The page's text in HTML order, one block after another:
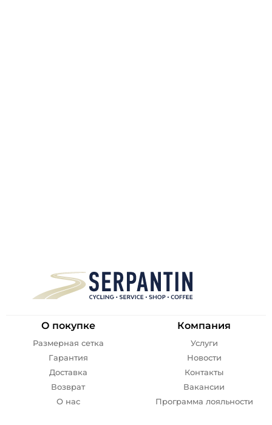
О покупке
Размерная сетка
Гарантия
Доставка
Возврат
О нас
Компания
Услуги
Новости
Контакты
Вакансии
Программа лояльности